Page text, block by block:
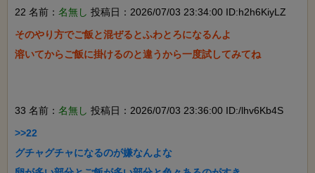
22 名前： 名無し 投稿日：2026/07/03 23:34:00 ID:h2h6KiyLZ
そのやり方でご飯と混ぜるとふわとろになるんよ
溶いてからご飯に掛けるのと違うから一度試してみてね
33 名前： 名無し 投稿日：2026/07/03 23:36:00 ID:/lhv6Kb4S
>>22
グチャグチャになるのが嫌なんよな